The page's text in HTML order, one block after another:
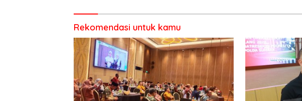
Berkendara
Rekomendasi untuk kamu